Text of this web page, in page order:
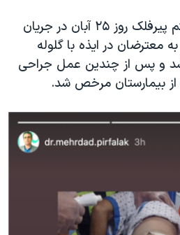
ایران
نوبل صلح
این در حالی است که میثم پیرفلک روز ۲۵ آبان در جریان
در ایذه با گلوله
و پس از چندین عمل جراحی
بیمارستان مرخص شد.